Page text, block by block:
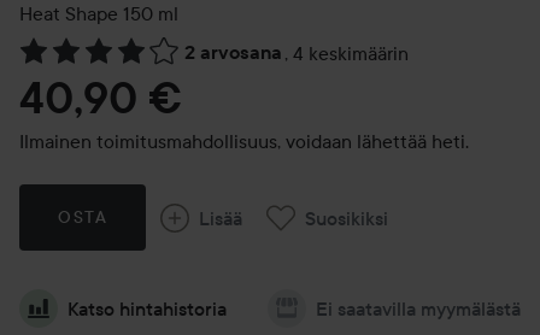
Heat Shape 150 ml
2 arvosana , 4 keskimäärin
Siirtyä jhk Arvosana & kommentit
40,90 €
Ilmainen toimitusmahdollisuus, voidaan lähettää heti.
OSTA Lisää Suosikiksi
Katso hintahistoria Ei saatavilla myymälästä